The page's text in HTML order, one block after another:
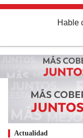
Hable
Actualidad